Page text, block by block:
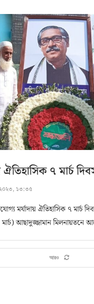
৭ মার্চ
২০২৩, ১৩:৩৫
মর্যাদায় ঐতিহাসিক ৭ মার্চ
আছাদুজ্জামান মিলনায়তনে
আরও